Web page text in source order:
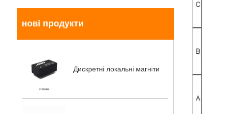
нові продукти
Дискретні локальні магніти